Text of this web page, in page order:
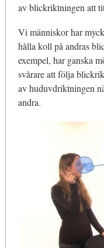
av blickriktningen att
Vi människor har
hålla koll på andras
exempel, har ganska
svårare att följa
av huduvdriktningen
andra.